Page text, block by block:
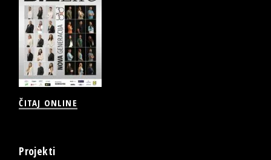
ČITAJ ONLINE
Projekti